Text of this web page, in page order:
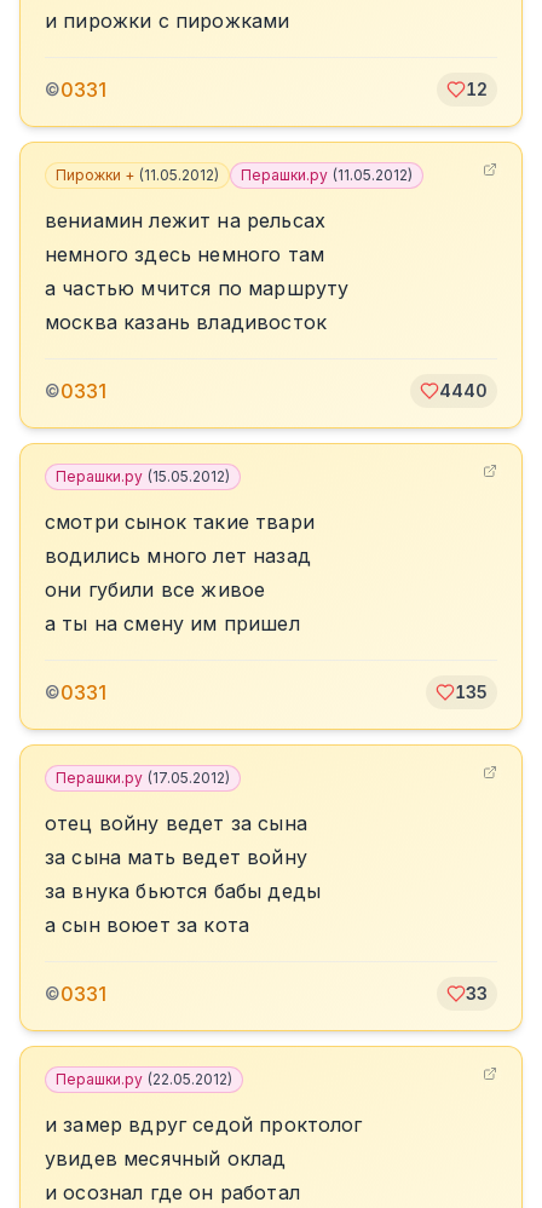
и пирожки с пирожками
©0331 12
Пирожки + (11.05.2012) Перашки.ру (11.05.2012)
вениамин лежит на рельсах
немного здесь немного там
а частью мчится по маршруту
москва казань владивосток
©0331 4440
Перашки.ру (15.05.2012)
смотри сынок такие твари
водились много лет назад
они губили все живое
а ты на смену им пришел
©0331 135
Перашки.ру (17.05.2012)
отец войну ведет за сына
за сына мать ведет войну
за внука бьются бабы деды
а сын воюет за кота
©0331 33
Перашки.ру (22.05.2012)
и замер вдруг седой проктолог
увидев месячный оклад
и осознал где он работал